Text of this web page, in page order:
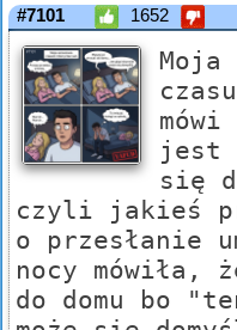
#7101 1652
Moja
jest
się
czyli jakieś
o przesłanie
nocy mówiła,
do domu bo